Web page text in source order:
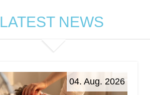
LATEST NEWS
04. Aug. 2026